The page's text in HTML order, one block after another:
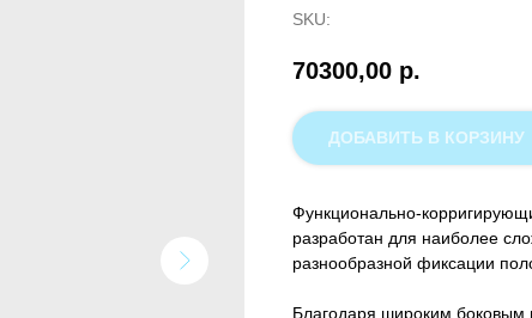
SKU:
70300,00 р.
ДОБАВИТЬ В КОРЗИНУ
Функционально-
разработан для наиболее
разнообразной фиксации
Благодаря широким